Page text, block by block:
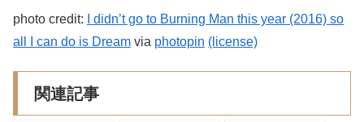
photo credit:
I didn’t go to Burning Man this year (2016) so
all I can do is Dream via photopin (license)
関連記事